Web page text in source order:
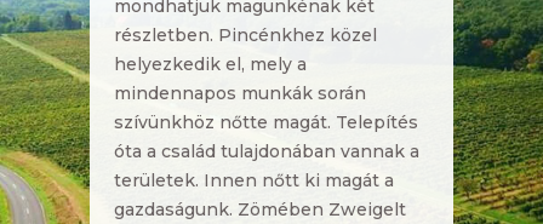
mondhatjuk magunkénak két
részletben. Pincénkhez közel
helyezkedik el, mely a
mindennapos munkák során
szívünkhöz nőtte magát. Telepítés
óta a család tulajdonában vannak a
területek. Innen nőtt ki magát a
gazdaságunk. Zömében Zweigelt